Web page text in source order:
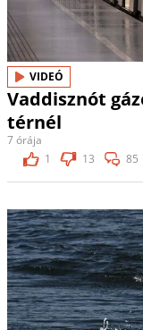
VIDEÓ
Vaddisznót
térnél
7 órája
1
13 85